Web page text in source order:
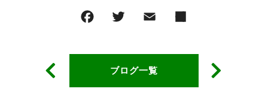
ブログ一覧